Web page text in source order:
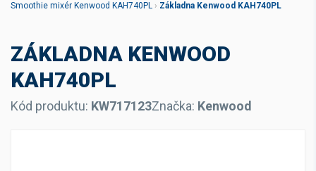
Smoothie mixér Kenwood KAH740PL › Základna Kenwood KAH740PL
ZÁKLADNA KENWOOD
KAH740PL
Kód produktu: KW717123Značka: Kenwood